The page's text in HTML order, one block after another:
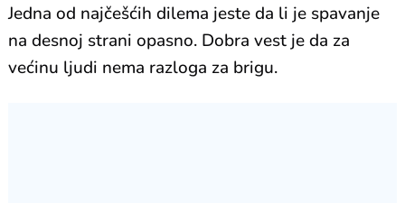
Jedna od najčešćih dilema jeste da li je spavanje
na desnoj strani opasno. Dobra vest je da za
većinu ljudi nema razloga za brigu.